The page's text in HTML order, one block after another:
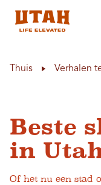
Thuis Verhalen
Beste
in
Of het nu een stad